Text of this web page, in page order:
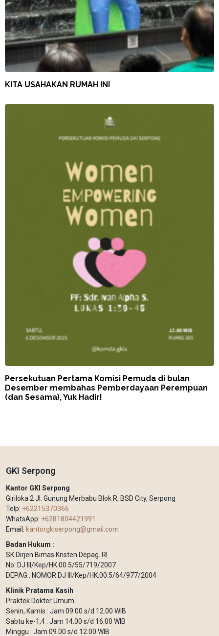
KITA USAHAKAN RUMAH INI
Persekutuan Pertama Komisi Pemuda di bulan
Desember membahas Pemberdayaan Perempuan
(dan Sesama), Yuk Hadir!
GKI Serpong
Kantor GKI Serpong
Giriloka 2 Jl. Gunung Merbabu Blok R, BSD City, Serpong
Telp: +62215370366
WhatsApp: +6281804421991
Email: kantorgkiserpong@gmail.com
Badan Hukum :
SK Dirjen Bimas Kristen Depag. RI
No: DJ III/Kep/HK.00.5/55/719/2007
DEPAG : NOMOR DJ III/Kep/HK.00.5/64/977/2004
Klinik Pratama Kasih
Praktek Dokter Umum
Senin, Kamis : Jam 09.00 s/d 12.00 WIB
Sabtu ke-1,4 : Jam 14.00 s/d 16.00 WIB
Minggu : Jam 09.00 s/d 12.00 WIB